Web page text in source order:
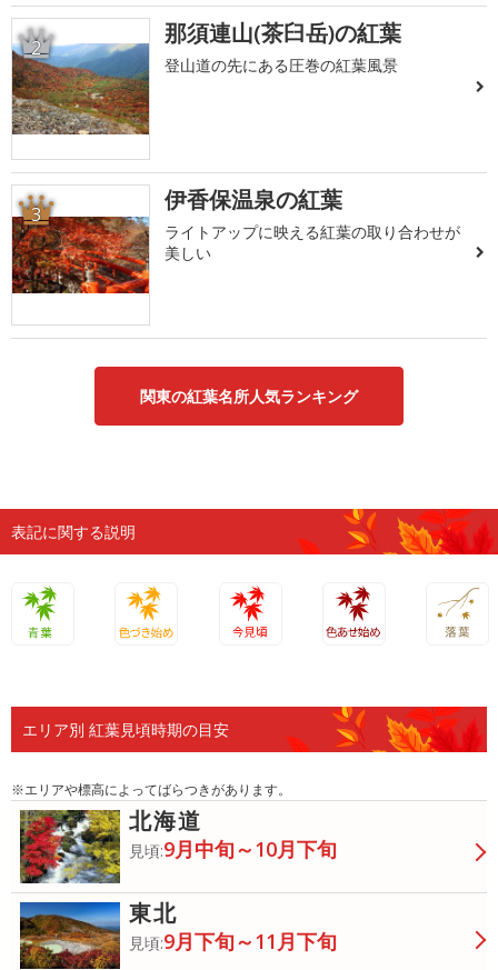
2 那須連山(茶臼岳)の紅葉
登山道の先にある圧巻の紅葉風景
3 伊香保温泉の紅葉
ライトアップに映える紅葉の取り合わせが
美しい
関東の紅葉名所人気ランキング
表記に関する説明
エリア別 紅葉見頃時期の目安
※エリアや標高によってばらつきがあります。
北海道
見頃:9月中旬～10月下旬
東北
見頃:9月下旬～11月下旬